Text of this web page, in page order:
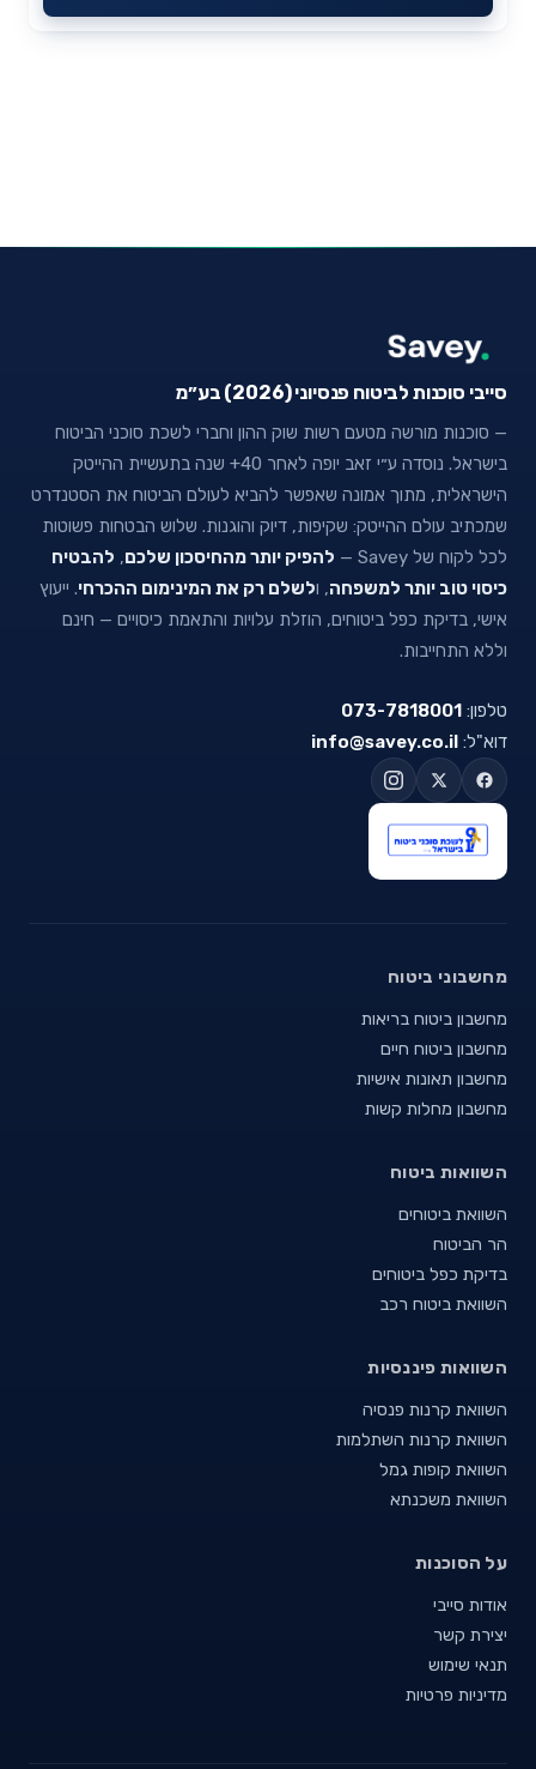
סייבי סוכנות לביטוח פנסיוני (2026) בע״מ
— סוכנות מורשה מטעם רשות שוק ההון וחברי לשכת סוכני הביטוח
בישראל. נוסדה ע״י זאב יופה לאחר 40+ שנה בתעשיית ההייטק
הישראלית, מתוך אמונה שאפשר להביא לעולם הביטוח את הסטנדרט
שמכתיב עולם ההייטק: שקיפות, דיוק והוגנות. שלוש הבטחות פשוטות
לכל לקוח של Savey —
להפיק יותר מהחיסכון שלכם, להבטיח
כיסוי טוב יותר למשפחה, ולשלם רק את המינימום ההכרחי. ייעוץ
אישי, בדיקת כפל ביטוחים, הוזלת עלויות והתאמת כיסויים — חינם
וללא התחייבות.
טלפון: 073-7818001
דוא"ל: info@savey.co.il
מחשבוני ביטוח
מחשבון ביטוח בריאות
מחשבון ביטוח חיים
מחשבון תאונות אישיות
מחשבון מחלות קשות
השוואות ביטוח
השוואת ביטוחים
הר הביטוח
בדיקת כפל ביטוחים
השוואת ביטוח רכב
השוואות פיננסיות
השוואת קרנות פנסיה
השוואת קרנות השתלמות
השוואת קופות גמל
השוואת משכנתא
על הסוכנות
אודות סייבי
יצירת קשר
תנאי שימוש
מדיניות פרטיות